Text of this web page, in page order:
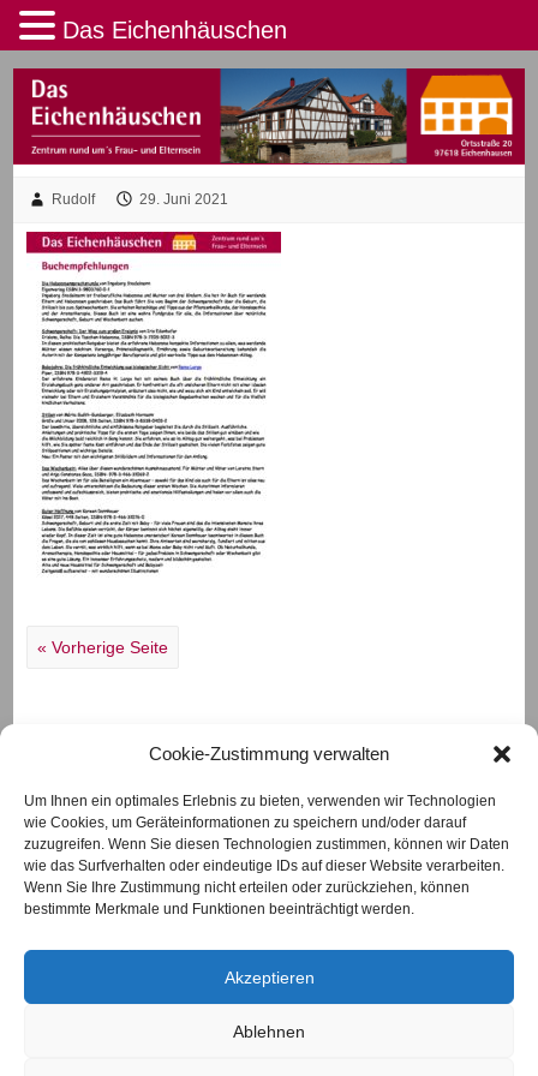
erklären Sie sich damit einverstanden.
Nähere Informationen erhalten Sie
Cookie-Zustimmung verwalten
Um Ihnen ein optimales Erlebnis zu bieten, verwenden wir Technologien
wie Cookies, um Geräteinformationen zu speichern und/oder darauf
zuzugreifen. Wenn Sie diesen Technologien zustimmen, können wir Daten
wie das Surfverhalten oder eindeutige IDs auf dieser Website verarbeiten.
Wenn Sie Ihre Zustimmung nicht erteilen oder zurückziehen, können
bestimmte Merkmale und Funktionen beeinträchtigt werden.
Akzeptieren
Ablehnen
Rudolf 29. Juni 2021
« Vorherige Seite
Das Eichenhäuschen
Ortsstraße 20
97618 Eichenhausen
Telefon 09762/930777
www.das-eichenhaeuschen.de
Das Eichenhäuschen